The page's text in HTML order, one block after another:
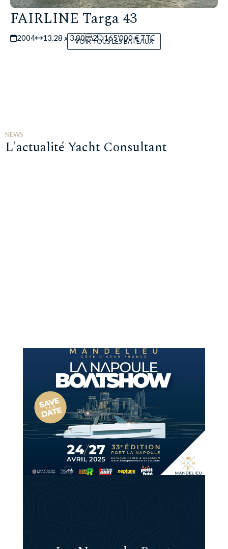
FAIRLINE Targa 43
2004 13.28 x 3.80 2 165'000 € TTC
VOIR TOUS LES BATEAUX
NEWS
L'actualité Yacht Consultant